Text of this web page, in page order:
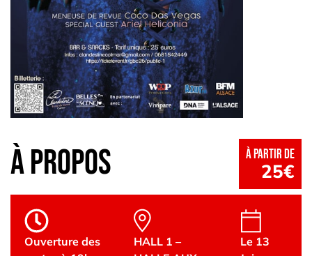
à partir de
25€
à propos
Ouverture des
HALL 1 –
Le 13